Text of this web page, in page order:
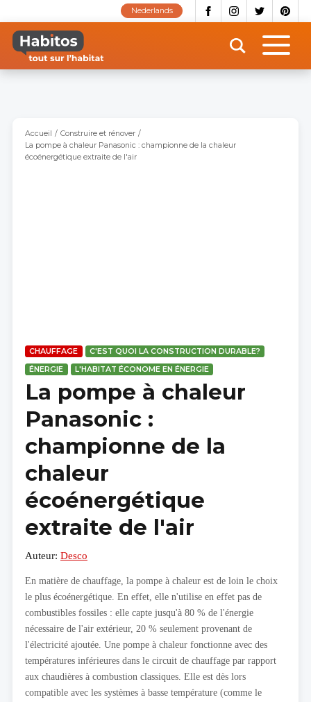
contenu
principal
Nederlands
Accueil
Construire et rénover
La pompe à chaleur Panasonic : championne de la chaleur
écoénergétique extraite de l'air
CHAUFFAGE C'EST QUOI LA CONSTRUCTION DURABLE?
ÉNERGIE L'HABITAT ÉCONOME EN ÉNERGIE
La pompe à chaleur
Panasonic :
championne de la
chaleur
écoénergétique
extraite de l'air
Auteur: Desco
En matière de chauffage, la pompe à chaleur est de loin le choix
le plus écoénergétique. En effet, elle n'utilise en effet pas de
combustibles fossiles : elle capte jusqu'à 80 % de l'énergie
nécessaire de l'air extérieur, 20 % seulement provenant de
l'électricité ajoutée. Une pompe à chaleur fonctionne avec des
températures inférieures dans le circuit de chauffage par rapport
aux chaudières à combustion classiques. Elle est dès lors
compatible avec les systèmes à basse température (comme le